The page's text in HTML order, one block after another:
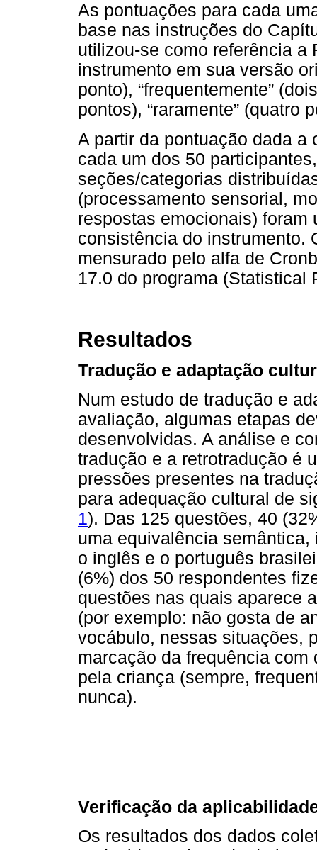
As pontuações para cada
base nas instruções do
utilizou-se como referência a
instrumento em sua versão
ponto), “frequentemente”
pontos), “raramente” (quatro
A partir da pontuação dada a
cada um dos 50
seções/categorias
(processamento sensorial,
respostas emocionais)
consistência do instrumento.
mensurado pelo alfa de
17.0 do programa (Statistical
Resultados
Tradução e adaptação
Num estudo de tradução e
avaliação, algumas etapas
desenvolvidas. A análise e
tradução e a retrotradução é
pressões presentes na
para adequação cultural de
1). Das 125 questões, 40
uma equivalência
o inglês e o português
(6%) dos 50 respondentes
questões nas quais aparece
(por exemplo: não gosta de
vocábulo, nessas situações,
marcação da frequência
pela criança (sempre,
nunca).
Verificação da
Os resultados dos dados